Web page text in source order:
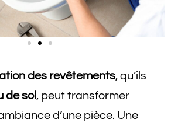
des revêtements, qu’ils
de sol , peut transformer
d’une pièce. Une